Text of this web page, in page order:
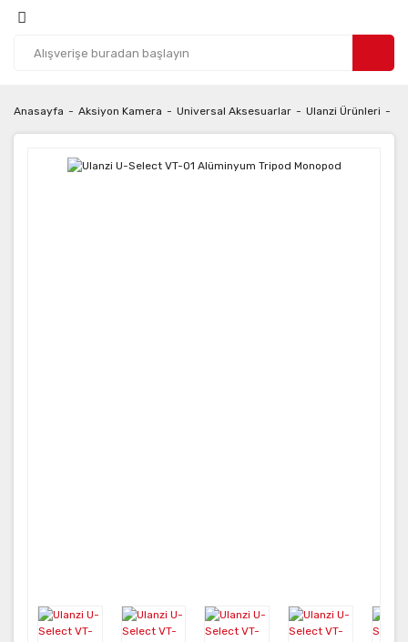
Anasayfa Aksiyon Kamera Universal Aksesuarlar Ulanzi Ürünleri